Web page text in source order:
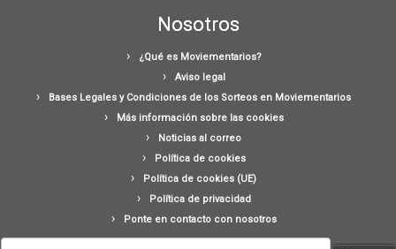
Nosotros
¿Qué es Moviementarios?
Aviso legal
Bases Legales y Condiciones de los Sorteos en Moviementarios
Más información sobre las cookies
Noticias al correo
Política de cookies
Política de cookies (UE)
Política de privacidad
Ponte en contacto con nosotros